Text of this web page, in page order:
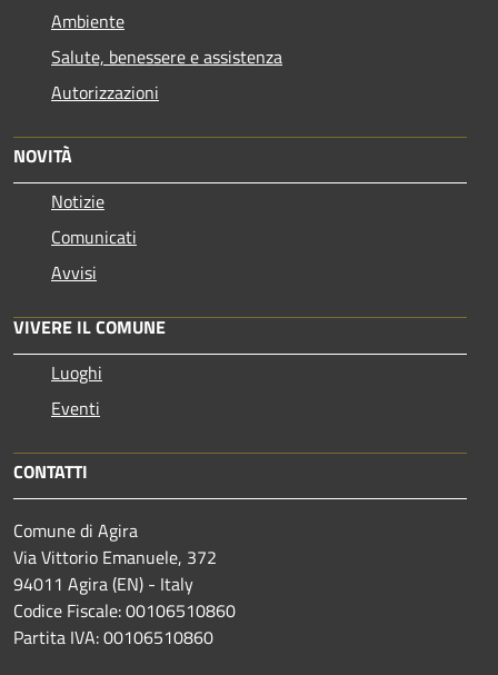
Ambiente
Salute, benessere e assistenza
Autorizzazioni
NOVITÀ
Notizie
Comunicati
Avvisi
VIVERE IL COMUNE
Luoghi
Eventi
CONTATTI
Comune di Agira
Via Vittorio Emanuele, 372
94011 Agira (EN) - Italy
Codice Fiscale: 00106510860
Partita IVA: 00106510860